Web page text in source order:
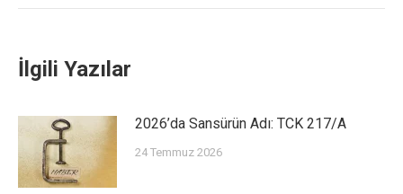
İlgili Yazılar
2026’da Sansürün Adı: TCK 217/A
24 Temmuz 2026